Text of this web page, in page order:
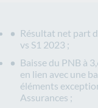
Résultat net part
vs S1 2023 ;
Baisse du PNB à
en lien avec une
éléments
Assurances ;